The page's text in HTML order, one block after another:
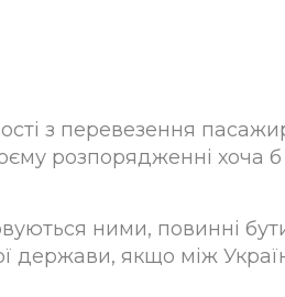
з перевезення
розпорядженні хоча
ними, повинні
держави, якщо між